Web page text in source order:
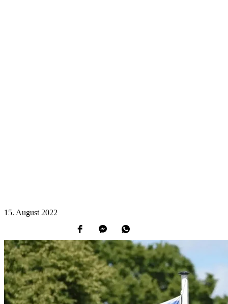
15. August 2022